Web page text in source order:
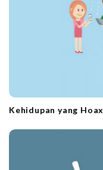
Kehidupan yang Hoax